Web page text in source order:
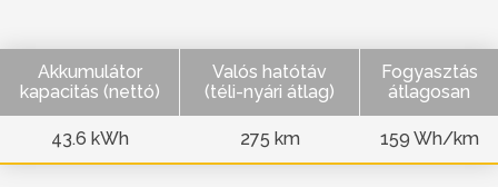
Akkumulátor
kapacitás (nettó)
Valós hatótáv
(téli-nyári átlag)
Fogyasztás
átlagosan
43.6 kWh 275 km 159 Wh/km